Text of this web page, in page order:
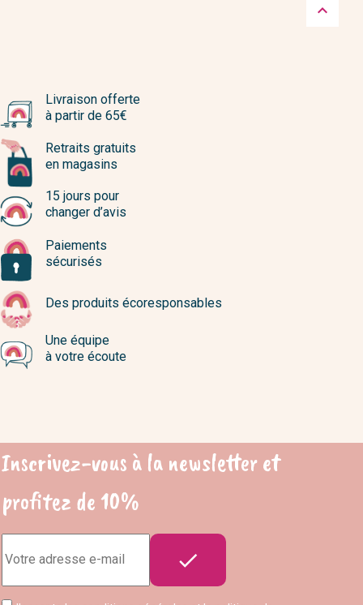

Livraison offerte
à partir de 65€
Retraits gratuits
en magasins
15 jours pour
changer d’avis
Paiements
sécurisés
Des produits écoresponsables
Une équipe
à votre écoute
Inscrivez-vous à la newsletter et
profitez de 10%
e-
mail
